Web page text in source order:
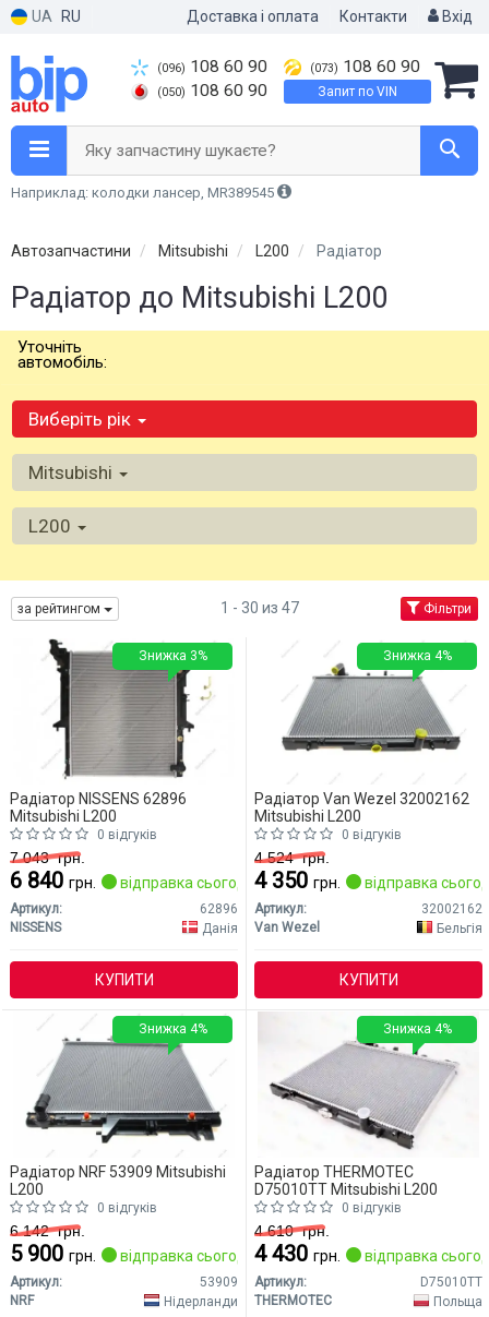
UA RU Доставка і оплата Контакти Вхід
(096) 108 60 90
(050) 108 60 90
(073) 108 60 90
Запит по VIN
Яку запчастину шукаєте?
Наприклад: колодки лансер, MR389545
Автозапчастини Mitsubishi L200 Радіатор
Радіатор до Mitsubishi L200
Уточніть
автомобіль:
Виберіть рік
Mitsubishi
L200
за рейтингом 1 - 30 из 47 Фільтри
Радіатор NISSENS 62896
Mitsubishi L200
0 відгуків
7 043грн.
6 840 грн. відправка сьогодні
Артикул:
62896
NISSENS
Данія
КУПИТИ
Знижка 3%
Радіатор Van Wezel 32002162
Mitsubishi L200
0 відгуків
4 524грн.
4 350 грн. відправка
Артикул:
32002162
Van Wezel
Бельгія
КУПИТИ
Знижка 4%
Радіатор NRF 53909 Mitsubishi
L200
0 відгуків
6 142грн.
5 900 грн. відправка сьогодні
Артикул:
53909
NRF
Нідерланди
Знижка 4%
Радіатор THERMOTEC
D75010TT Mitsubishi L200
0 відгуків
4 610грн.
4 430 грн. відправка
Артикул:
D75010TT
THERMOTEC
Польща
Знижка 4%